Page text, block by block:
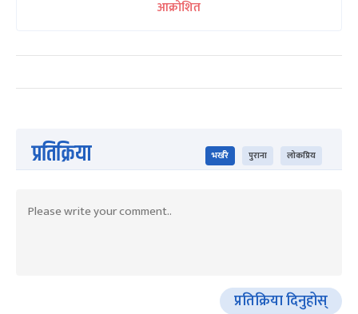
आक्रोशित
प्रतिक्रिया भर्खरै पुराना लोकप्रिय
प्रतिक्रिया दिनुहोस्